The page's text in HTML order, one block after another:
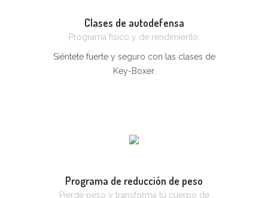
Clases de autodefensa
Programa físico y de rendimiento.
Siéntete fuerte y seguro con las clases de
Key-Boxer.
Programa de reducción de peso
Pierde peso y transforma tu cuerpo de